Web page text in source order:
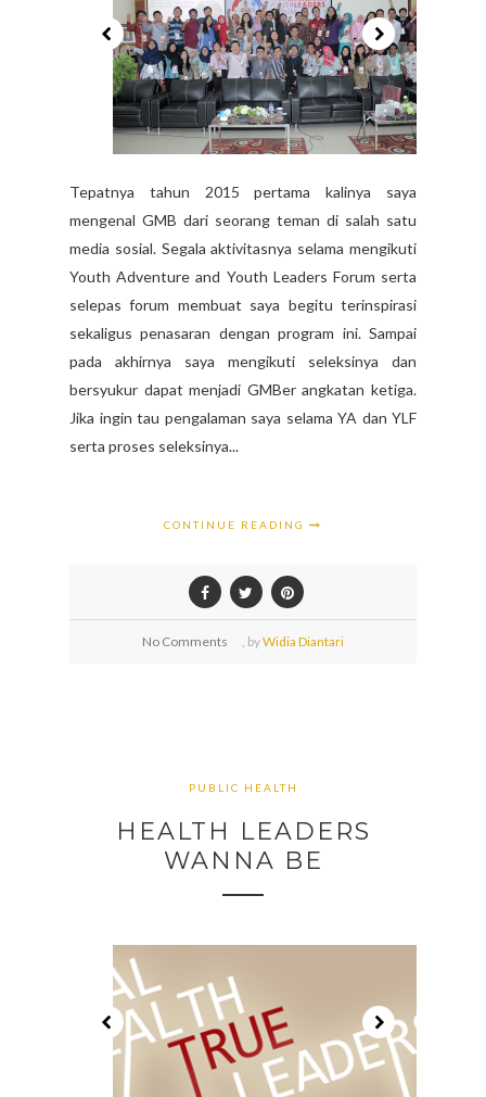
Tepatnya tahun 2015 pertama kalinya saya
mengenal GMB dari seorang teman di salah satu
media sosial. Segala aktivitasnya selama mengikuti
Youth Adventure and Youth Leaders Forum serta
selepas forum membuat saya begitu terinspirasi
sekaligus penasaran dengan program ini. Sampai
pada akhirnya saya mengikuti seleksinya dan
bersyukur dapat menjadi GMBer angkatan ketiga.
Jika ingin tau pengalaman saya selama YA dan YLF
serta proses seleksinya...
CONTINUE READING
No Comments byWidia Diantari
PUBLIC HEALTH
HEALTH LEADERS
WANNA BE